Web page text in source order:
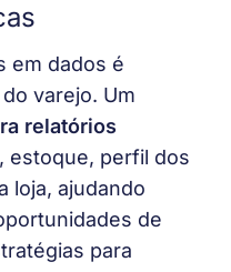
em dados é
varejo. Um
relatórios
estoque, perfil dos
loja, ajudando
de
para